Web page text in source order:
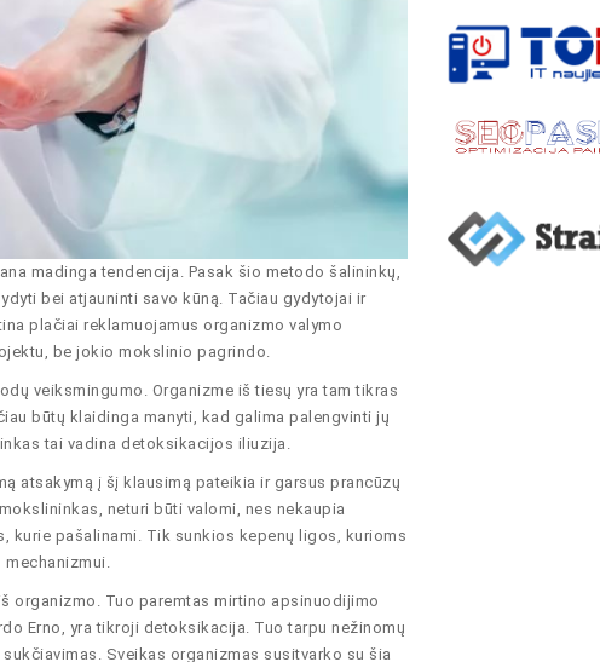
madinga tendencija. Pasak šio metodo šalininkų,
bei atjauninti savo kūną. Tačiau gydytojai ir
plačiai reklamuojamus organizmo valymo
be jokio mokslinio pagrindo.
veiksmingumo. Organizme iš tiesų yra tam tikras
būtų klaidinga manyti, kad galima palengvinti jų
tai vadina detoksikacijos iliuzija.
atsakymą į šį klausimą pateikia ir garsus prancūzų
neturi būti valomi, nes nekaupia
kurie pašalinami. Tik sunkios kepenų ligos, kurioms
organizmo. Tuo paremtas mirtino apsinuodijimo
Erno, yra tikroji detoksikacija. Tuo tarpu nežinomų
Sveikas organizmas susitvarko su šia